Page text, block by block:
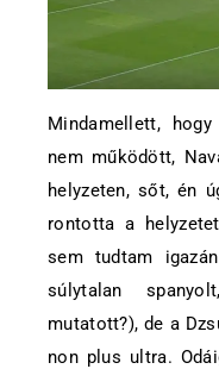
Mindamellett,
nem működött,
helyzeten, sőt, én
rontotta a
sem tudtam
súlytalan
mutatott?), de a
non plus ultra.